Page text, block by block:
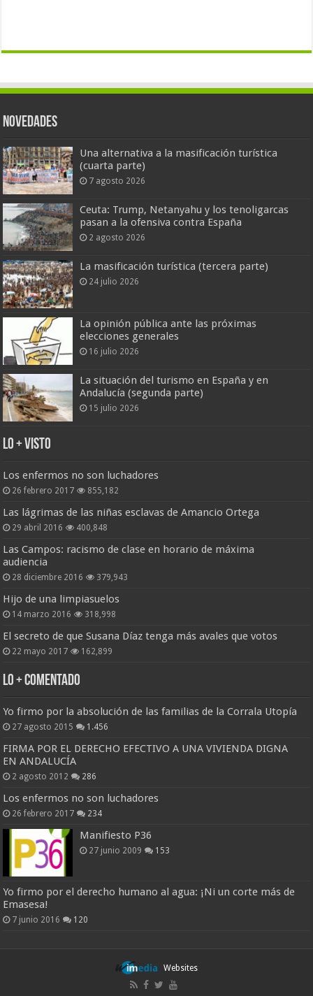
Novedades
Una alternativa a la masificación turística
(cuarta parte)
7 agosto 2026
Ceuta: Trump, Netanyahu y los tenoligarcas
pasan a la ofensiva contra España
2 agosto 2026
La masificación turística (tercera parte)
24 julio 2026
La opinión pública ante las próximas
elecciones generales
16 julio 2026
La situación del turismo en España y en
Andalucía (segunda parte)
15 julio 2026
Lo + Visto
Los enfermos no son luchadores
26 febrero 2017 855,182
Las lágrimas de las niñas esclavas de Amancio Ortega
29 abril 2016 400,848
Las Campos: racismo de clase en horario de máxima
audiencia
28 diciembre 2016 379,943
Hijo de una limpiasuelos
14 marzo 2016 318,998
El secreto de que Susana Díaz tenga más avales que votos
22 mayo 2017 162,899
Lo + Comentado
Yo firmo por la absolución de las familias de la Corrala Utopía
27 agosto 2015 1.456
FIRMA POR EL DERECHO EFECTIVO A UNA VIVIENDA DIGNA
EN ANDALUCÍA
2 agosto 2012 286
Los enfermos no son luchadores
26 febrero 2017 234
Manifiesto P36
27 junio 2009 153
Yo firmo por el derecho humano al agua: ¡Ni un corte más de
Emasesa!
7 junio 2016 120
Websites